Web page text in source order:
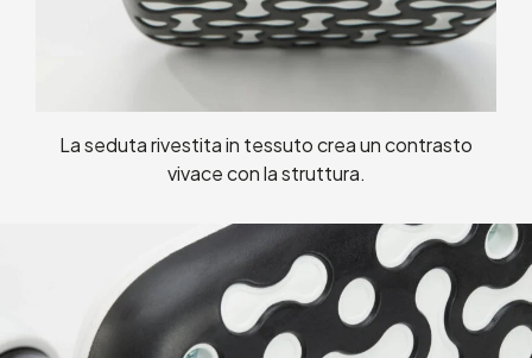
La seduta rivestita in tessuto crea un contrasto
vivace con la struttura.